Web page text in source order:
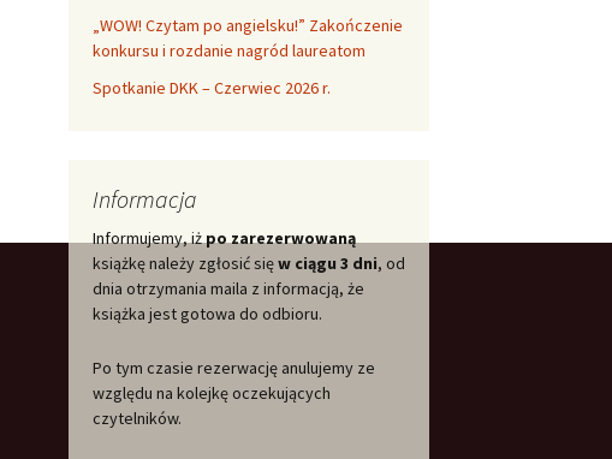
„WOW! Czytam po angielsku!” Zakończenie
konkursu i rozdanie nagród laureatom
Spotkanie DKK – Czerwiec 2026 r.
Informacja
Informujemy, iżpo zarezerwowaną
książkę należy zgłosić sięw ciągu 3 dni, od
dnia otrzymania maila z informacją, że
książka jest gotowa do odbioru.
Po tym czasie rezerwację anulujemy ze
względu na kolejkę oczekujących
czytelników.